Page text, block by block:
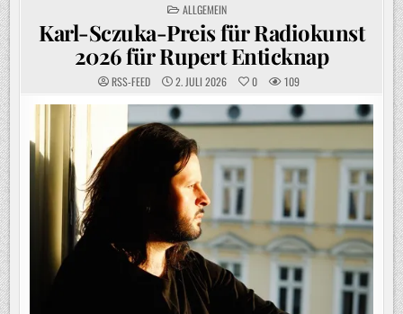
POSTED
IN
ALLGEMEIN
Karl-Sczuka-Preis für Radiokunst
2026 für Rupert Enticknap
RSS-FEED 2. JULI 2026 0 109